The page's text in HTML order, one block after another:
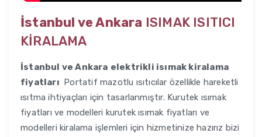
İstanbul ve Ankara ISIMAK ISITICI
KİRALAMA
İstanbul ve Ankara elektrikli isımak kiralama
fiyatları Portatif mazotlu ısıtıcılar özellikle hareketli
ısıtma ihtiyaçları için tasarlanmıştır. Kurutek ısımak
fiyatları ve modelleri kurutek ısımak fiyatları ve
modelleri kiralama işlemleri için hizmetinize hazırız bizi